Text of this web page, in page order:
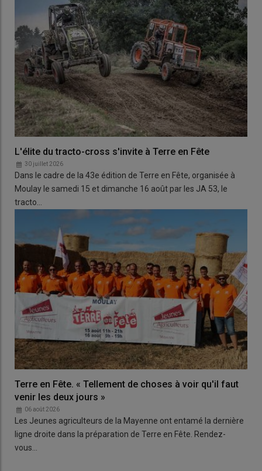
L'élite du tracto-cross s'invite à Terre en Fête
30 juillet 2026
Dans le cadre de la 43e édition de Terre en Fête, organisée à
Moulay le samedi 15 et dimanche 16 août par les JA 53, le
tracto…
Terre en Fête. « Tellement de choses à voir qu'il faut
venir les deux jours »
06 août 2026
Les Jeunes agriculteurs de la Mayenne ont entamé la dernière
ligne droite dans la préparation de Terre en Fête. Rendez-
vous…